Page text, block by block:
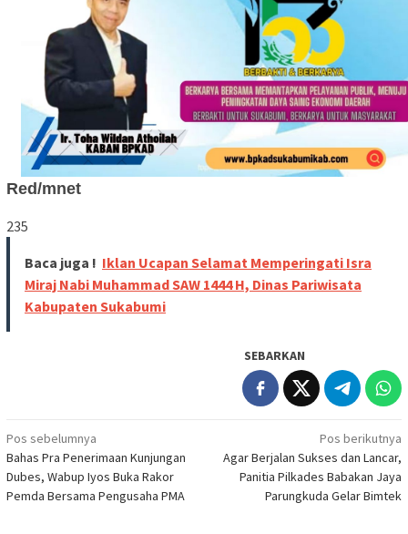
Red/mnet
235
Baca juga ! Iklan Ucapan Selamat Memperingati Isra
Miraj Nabi Muhammad SAW 1444 H, Dinas Pariwisata
Kabupaten Sukabumi
SEBARKAN
Navigasi
pos
Pos sebelumnya
Bahas Pra Penerimaan Kunjungan
Dubes, Wabup Iyos Buka Rakor
Pemda Bersama Pengusaha PMA
Pos berikutnya
Agar Berjalan Sukses dan Lancar,
Panitia Pilkades Babakan Jaya
Parungkuda Gelar Bimtek